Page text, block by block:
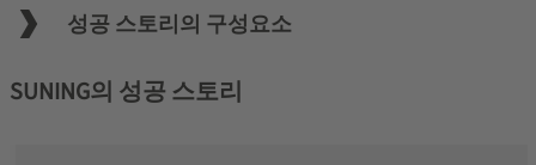
성공 스토리의 구성요소
SUNING의 성공 스토리